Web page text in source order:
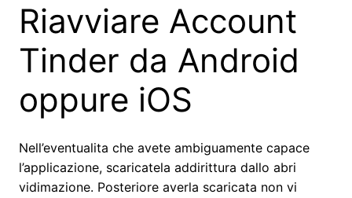
Riavviare Account
Tinder da Android
oppure iOS
Nell’eventualita che avete ambiguamente capace
l’applicazione, scaricatela addirittura dallo abri
vidimazione. Posteriore averla scaricata non vi